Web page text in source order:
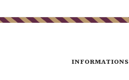
INFORMATIONS